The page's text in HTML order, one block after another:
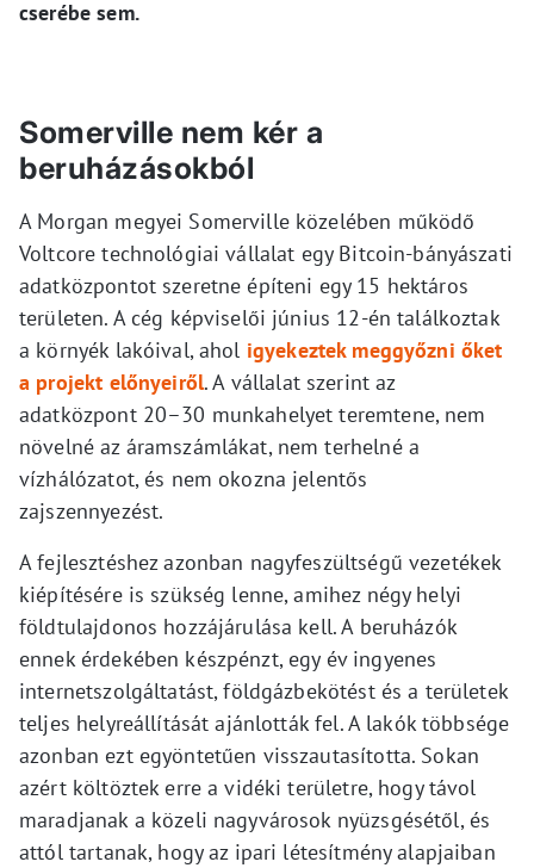
cserébe sem.
Somerville nem kér a
beruházásokból
A Morgan megyei Somerville közelében működő
Voltcore technológiai vállalat egy Bitcoin-bányászati
adatközpontot szeretne építeni egy 15 hektáros
területen. A cég képviselői június 12-én találkoztak
a környék lakóival, ahol igyekeztek meggyőzni őket
a projekt előnyeiről. A vállalat szerint az
adatközpont 20–30 munkahelyet teremtene, nem
növelné az áramszámlákat, nem terhelné a
vízhálózatot, és nem okozna jelentős
zajszennyezést.
A fejlesztéshez azonban nagyfeszültségű vezetékek
kiépítésére is szükség lenne, amihez négy helyi
földtulajdonos hozzájárulása kell. A beruházók
ennek érdekében készpénzt, egy év ingyenes
internetszolgáltatást, földgázbekötést és a területek
teljes helyreállítását ajánlották fel. A lakók többsége
azonban ezt egyöntetűen visszautasította. Sokan
azért költöztek erre a vidéki területre, hogy távol
maradjanak a közeli nagyvárosok nyüzsgésétől, és
attól tartanak, hogy az ipari létesítmény alapjaiban